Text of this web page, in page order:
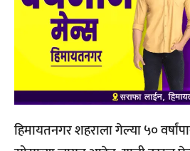
हिमायतनगर शहराला गेल्या ५०